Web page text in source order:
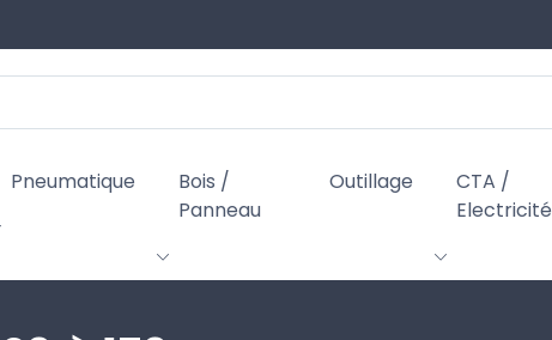
Pneumatique
Bois /
Panneau
Outillage
CTA /
Electricité